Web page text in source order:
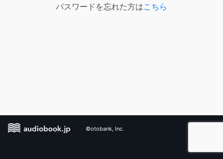
パスワードを忘れた方はこちら
©otobank, Inc.